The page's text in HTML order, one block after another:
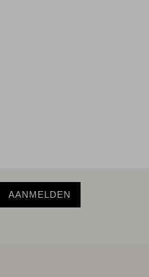
AANMELDEN